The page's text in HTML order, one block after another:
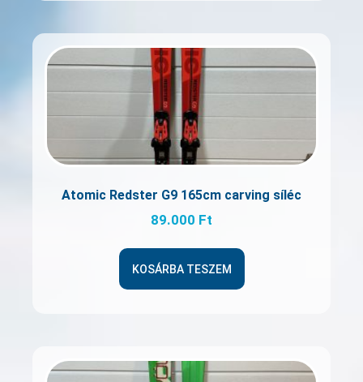
Atomic Redster G9 165cm carving síléc
89.000 Ft
KOSÁRBA TESZEM